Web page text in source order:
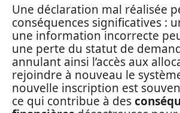
Une déclaration mal réalisée
conséquences significatives :
une information incorrecte
une perte du statut de
annulant ainsi l’accès aux
rejoindre à nouveau le
nouvelle inscription est
ce qui contribue à des